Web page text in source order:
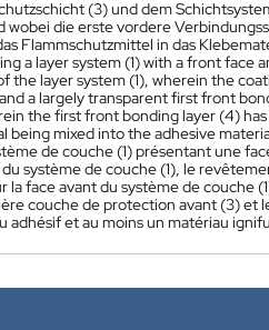
(3) und dem
die erste vordere
Flammschutzmittel in das
a layer system (1) with a front face
the layer system (1), wherein the
a largely transparent first front
the first front bonding layer (4)
mixed into the adhesive
de couche (1) présentant une
système de couche (1), le
face avant du système de couche
couche de protection avant (3) et
adhésif et au moins un matériau